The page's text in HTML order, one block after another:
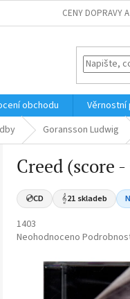
CENY DOPRAVY
obchodu Věrnostní
Goransson Ludwig
Creed (score -
💿CD 𝄞21 skladeb
1403
Průměrné
produktu
Neohodnoceno